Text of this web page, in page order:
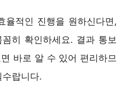
율적인 진행을 원하신다면,
히 확인하세요. 결과 통보
바로 알 수 있어 편리하므
수랍니다.